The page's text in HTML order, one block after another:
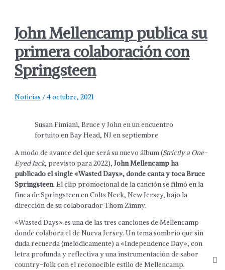
John Mellencamp publica su
primera colaboración con
Springsteen
Noticias /4 octubre, 2021
Susan Fimiani, Bruce y John en un encuentro
fortuito en Bay Head, NJ en septiembre
A modo de avance del que será su nuevo álbum (Strictly a One-
Eyed Jack, previsto para 2022),John Mellencamp ha
publicado el single «Wasted Days», donde canta y toca Bruce
Springsteen. El clip promocional de la canción se filmó en la
finca de Springsteen en Colts Neck, New Jersey, bajo la
dirección de su colaborador Thom Zimny.
«Wasted Days» es una de las tres canciones de Mellencamp
donde colabora el de Nueva Jersey. Un tema sombrío que sin
duda recuerda (melódicamente) a «Independence Day», con
letra profunda y reflectiva y una instrumentación de sabor
country-folk con el reconocible estilo de Mellencamp.